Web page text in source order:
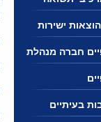
ישירות
חברה מנהלת
בעיתיים